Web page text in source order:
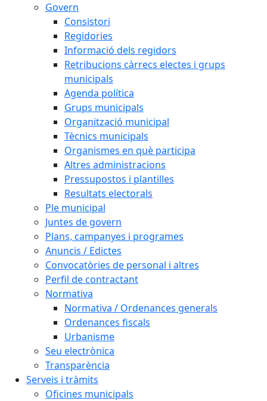
Govern
Consistori
Regidories
Informació dels regidors
Retribucions càrrecs electes i grups
municipals
Agenda política
Grups municipals
Organització municipal
Tècnics municipals
Organismes en què participa
Altres administracions
Pressupostos i plantilles
Resultats electorals
Ple municipal
Juntes de govern
Plans, campanyes i programes
Anuncis / Edictes
Convocatòries de personal i altres
Perfil de contractant
Normativa
Normativa / Ordenances generals
Ordenances fiscals
Urbanisme
Seu electrònica
Transparència
Serveis i tràmits
Oficines municipals